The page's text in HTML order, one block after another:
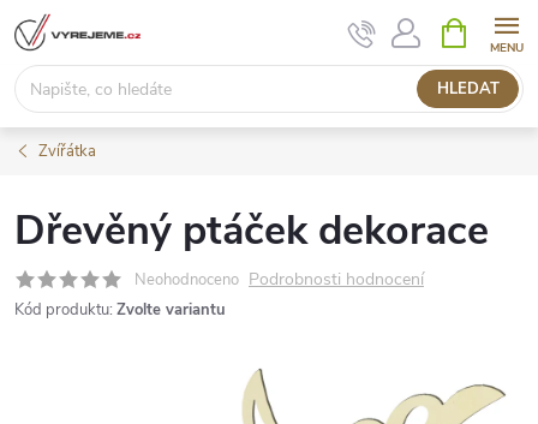
Přejít
na
obsah
HLEDAT
NÁKUPNÍ
KOŠÍK
Zvířátka
Dřevěný ptáček dekorace
Neohodnoceno Podrobnosti hodnocení
Kód produktu: Zvolte variantu